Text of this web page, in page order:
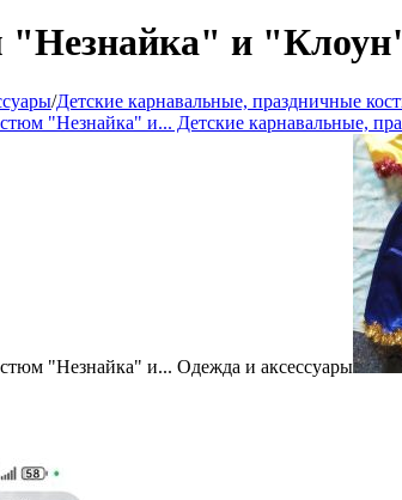
"Незнайка" и
/Детские карнавальные, праздничные